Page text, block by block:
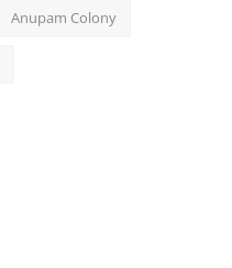
Anupam Colony